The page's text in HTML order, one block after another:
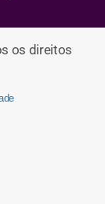
os direitos